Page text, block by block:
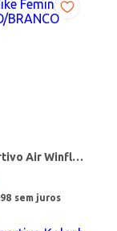
Tênis Esportivo Air Winflo Nike Feminino PRETO/BRANCO
98